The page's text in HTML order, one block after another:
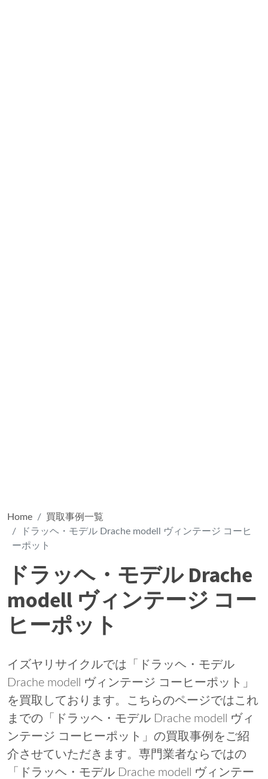
Home
買取事例一覧
ドラッヘ・モデル Drache modell ヴィンテージ コーヒ
ーポット
ドラッヘ・モデル Drache
modell ヴィンテージ コー
ヒーポット
イズヤリサイクルでは「ドラッヘ・モデル
Drache modell ヴィンテージ コーヒーポット」
を買取しております。こちらのページではこれ
までの「ドラッヘ・モデル Drache modell ヴィ
ンテージ コーヒーポット」の買取事例をご紹
介させていただきます。専門業者ならではの
「ドラッヘ・モデル Drache modell ヴィンテー